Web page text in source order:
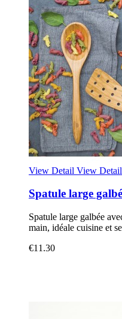
View Detail View Detail
Spatule large
Spatule large galbée
main, idéale cuisine et
€11.30